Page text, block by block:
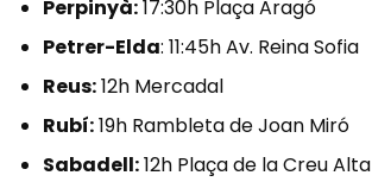
Perpinyà:17:30h Plaça Aragó
Petrer-Elda: 11:45h Av. Reina Sofia
Reus:12h Mercadal
Rubí:19h Rambleta de Joan Miró
Sabadell:12h Plaça de la Creu Alta